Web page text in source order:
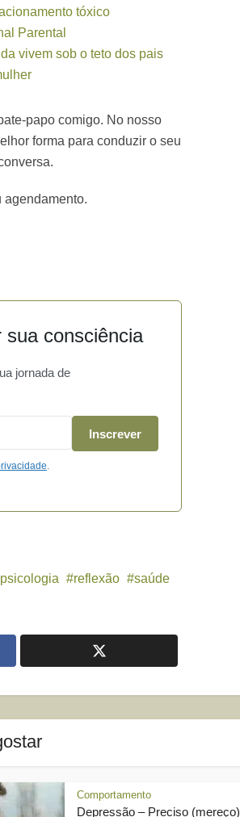
tóxico
Parental
vivem sob o teto dos pais
papo comigo. No nosso
forma para conduzir o seu
agendamento.
sua consciência
jornada de
Inscrever
.
psicologia reflexão
saúde
Comportamento
Depressão – Preciso (mereço)